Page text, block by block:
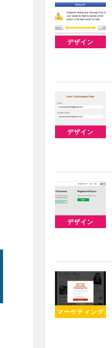
デザイン
デザイン
デザイン
マーケティング